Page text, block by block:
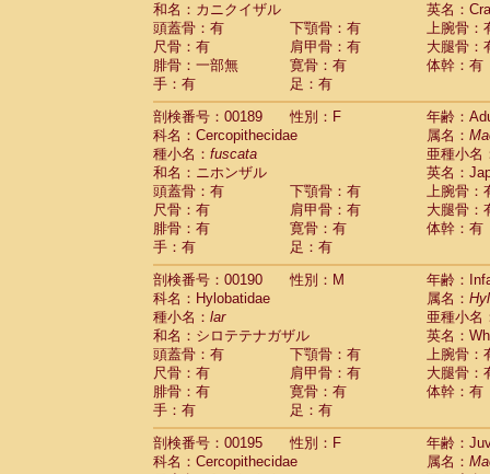
和名：カニクイザル
英名：
頭蓋骨：有
下顎骨：有
上腕骨：
尺骨：有
肩甲骨：有
大腿骨：
腓骨：一部無
寛骨：有
体幹：有
手：有
足：有
剖検番号：00189
性別：F
年齢：
科名：Cercopithecidae
属名：
種小名： fuscata
亜種小名
和名：ニホンザル
英名：
頭蓋骨：有
下顎骨：有
上腕骨：
尺骨：有
肩甲骨：有
大腿骨：
腓骨：有
寛骨：有
体幹：有
手：有
足：有
剖検番号：00190
性別：M
年齢：
科名：Hylobatidae
属名：
種小名： lar
亜種小名
和名：シロテテナガザル
英名：
頭蓋骨：有
下顎骨：有
上腕骨：
尺骨：有
肩甲骨：有
大腿骨：
腓骨：有
寛骨：有
体幹：有
手：有
足：有
剖検番号：00195
性別：F
年齢：
科名：Cercopithecidae
属名：